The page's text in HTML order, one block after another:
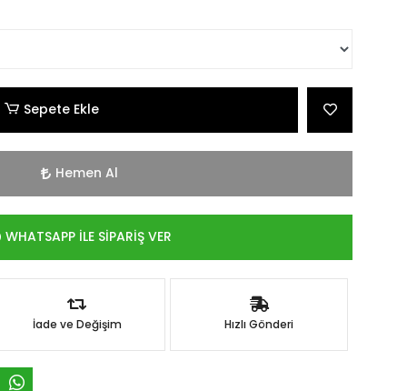
Sepete Ekle
Hemen Al
WHATSAPP İLE SİPARİŞ VER
İade ve Değişim Hızlı Gönderi